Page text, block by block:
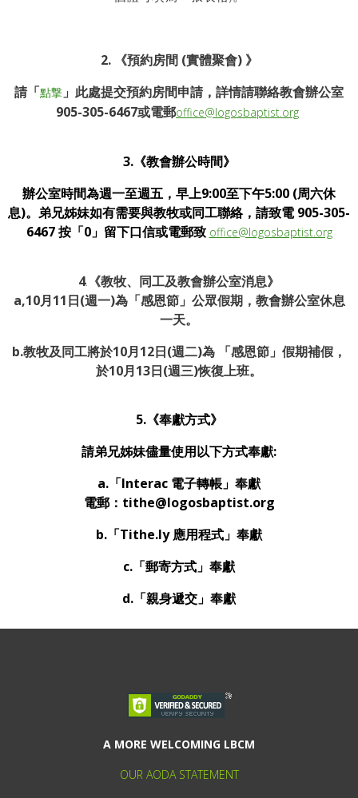
2. 《預約房間 (實體聚會) 》
請「點撃 」此處提交預約房間申請，詳情請聯絡教會辦公室
905-305-6467或電郵office@logosbaptist.org
3.《教會辦公時間》
辦公室時間為週一至週五，早上9:00至下午5:00 (周六休
息)。弟兄姊妹如有需要與教牧或同工聯絡，請致電 905-305-
6467 按「0」留下口信或電郵致 office@logosbaptist.org
4. 《教牧、同工及教會辦公室消息》
a,10月11日(週一)為「感恩節」公眾假期，教會辦公室休息
一天。
b.教牧及同工將於10月12日(週二)為 「感恩節」假期補假，
於10月13日(週三)恢復上班。
5.《奉獻方式》
請弟兄姊妹儘量使用以下方式奉獻:
a.「Interac 電子轉帳」奉獻
電郵：tithe@logosbaptist.org
b.「Tithe.ly 應用程式」奉獻
c.「郵寄方式」奉獻
d.「親身遞交」奉獻
A MORE WELCOMING LBCM
OUR AODA STATEMENT